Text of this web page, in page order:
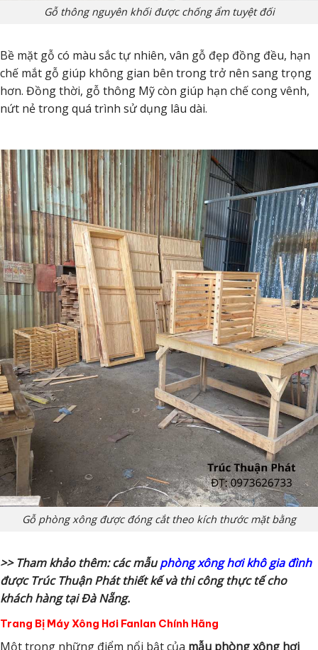
Gỗ thông nguyên khối được chống ẩm tuyệt đối
Bề mặt gỗ có màu sắc tự nhiên, vân gỗ đẹp đồng đều, hạn
chế mắt gỗ giúp không gian bên trong trở nên sang trọng
hơn. Đồng thời, gỗ thông Mỹ còn giúp hạn chế cong vênh,
nứt nẻ trong quá trình sử dụng lâu dài.
Gỗ phòng xông được đóng cắt theo kích thước mặt bằng
>> Tham khảo thêm: các mẫuphòng xông hơi khô gia đình
được Trúc Thuận Phát thiết kế và thi công thực tế cho
khách hàng tại Đà Nẵng.
Trang Bị Máy Xông Hơi Fanlan Chính Hãng
Một trong những điểm nổi bật của mẫu phòng xông hơi